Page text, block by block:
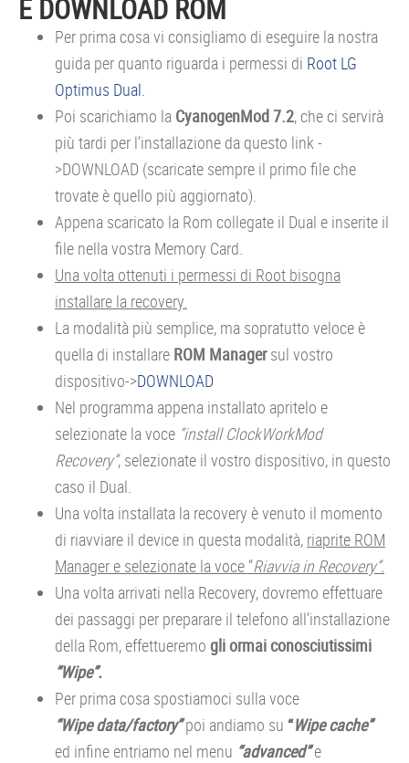
E DOWNLOAD ROM
Per prima cosa vi consigliamo di eseguire la nostra
guida per quanto riguarda i permessi di Root LG
Optimus Dual.
Poi scarichiamo la CyanogenMod 7.2, che ci servirà
più tardi per l’installazione da questo link -
>DOWNLOAD (scaricate sempre il primo file che
trovate è quello più aggiornato).
Appena scaricato la Rom collegate il Dual e inserite il
file nella vostra Memory Card.
Una volta ottenuti i permessi di Root bisogna
installare la recovery.
La modalità più semplice, ma sopratutto veloce è
quella di installare ROM Managersul vostro
dispositivo->DOWNLOAD
Nel programma appena installato apritelo e
selezionate la voce “install ClockWorkMod
Recovery”, selezionate il vostro dispositivo, in questo
caso il Dual.
Una volta installata la recovery è venuto il momento
di riavviare il device in questa modalità, riaprite ROM
Manager e selezionate la voce “Riavvia in Recovery”.
Una volta arrivati nella Recovery, dovremo effettuare
dei passaggi per preparare il telefono all’installazione
della Rom, effettueremo gli ormai conosciutissimi
“Wipe”.
Per prima cosa spostiamoci sulla voce
“Wipe data/factory”poi andiamo su “Wipe cache”
ed infine entriamo nel menu “advanced”e